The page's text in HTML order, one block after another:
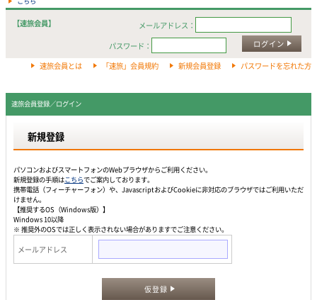
【速旅会員】
メールアドレス：
パスワード：
ログイン
速旅会員とは 「速旅」会員規約 新規会員登録 パスワードを忘れた方
速旅会員登録／ログイン
新規登録
パソコンおよびスマートフォンのWebプラウザからご利用ください。
新規登録の手順はこちらでご案内しております。
携帯電話（フィーチャーフォン）や、JavascriptおよびCookieに非対応のブラウザではご利用いただ
けません。
【推奨するOS（Windows版）】
Windows 10以降
※ 推奨外のOSでは正しく表示されない場合がありますでご注意ください。
メールアドレス
仮登録